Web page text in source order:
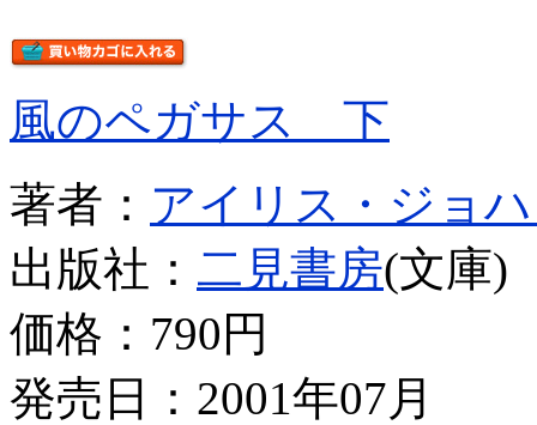
風のペガサス 下
著者： アイリス・ジョ
出版社： 二見書房(文庫)
価格： 790円
発売日：2001年07月